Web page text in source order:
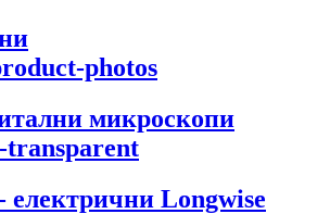
микроскопи
електрични Longwise